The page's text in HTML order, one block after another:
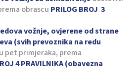
obrascu PRILOG BROJ 3
vožnje, ovjerene od strane
(svih prevoznika na redu
pet primjeraka, prema
4 PRAVILNIKA (obavezna